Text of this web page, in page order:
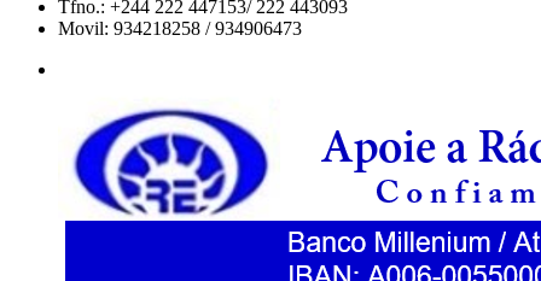
Tfno.: +244 222 447153/ 222 443093
Movil: 934218258 / 934906473